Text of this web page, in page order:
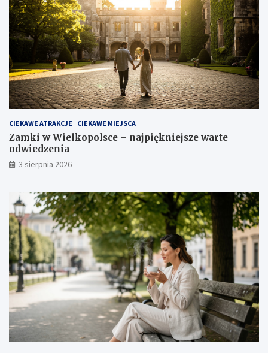
CIEKAWE ATRAKCJE CIEKAWE MIEJSCA
Zamki w Wielkopolsce – najpiękniejsze warte
odwiedzenia
3 sierpnia 2026